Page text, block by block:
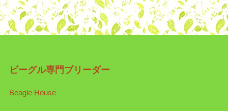
ビーグル専門ブリーダー
Beagle House